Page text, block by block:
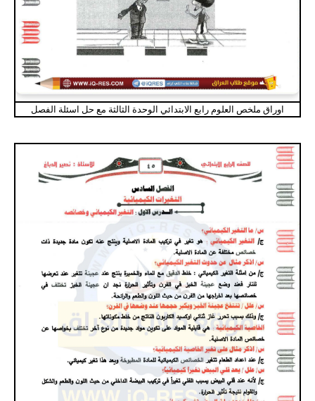
اوراق ملخص العلوم رابع الابتدائي الوحدة الثالثة مع حل اسئلة الفصل